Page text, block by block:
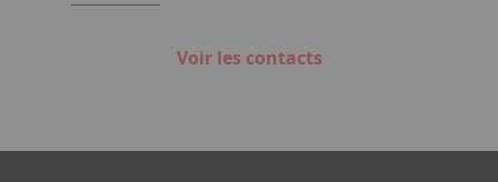
Voir les contacts